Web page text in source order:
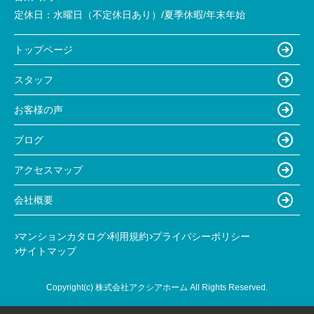
定休日： 水曜日（不定休日あり）/夏季休暇/年末年始
トップページ
スタッフ
お客様の声
ブログ
アクセスマップ
会社概要
マンションカタログ 利用規約 プライバシーポリシー
サイトマップ
Copyright(c) 株式会社アクシアホーム All Rights Reserved.